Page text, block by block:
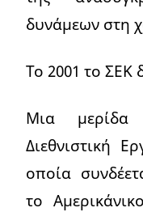
δυνάμεων στη
Το 2001 το ΣΕΚ
Μια μερίδα
Διεθνιστική
οποία
το